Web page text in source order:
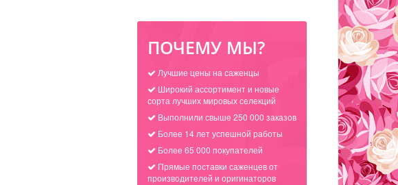
ПОЧЕМУ МЫ?
Лучшие цены на саженцы
Широкий ассортимент и новые
сорта лучших мировых селекций
Выполнили свыше 250 000 заказов
Более 14 лет успешной работы
Более 65 000 покупателей
Прямые поставки саженцев от
производителей и оригинаторов